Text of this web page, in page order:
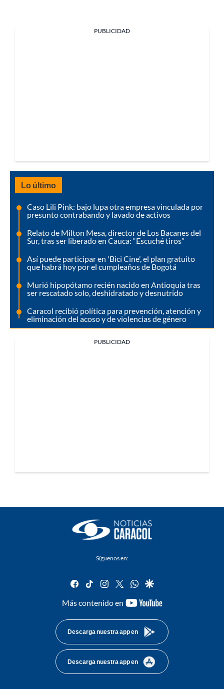
PUBLICIDAD
Lo último
Caso Lili Pink: bajo lupa otra empresa vinculada por
presunto contrabando y lavado de activos
Relato de Milton Mesa, director de Los Bacanes del
Sur, tras ser liberado en Cauca: “Escuché tiros”
Así puede participar en 'Bici Cine', el plan gratuito
que habrá hoy por el cumpleaños de Bogotá
Murió hipopótamo recién nacido en Antioquia tras
ser rescatado solo, deshidratado y desnutrido
Caracol recibió política para prevención, atención y
eliminación del acoso y de violencias de género
PUBLICIDAD
Síguenos en:
facebook
tiktok instagram
twitterwhatsapp
google
Más contenido en
youtube-
Descarga nuestra app en
Descarga nuestra app en